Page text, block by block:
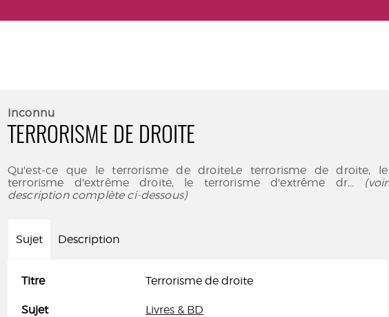
Inconnu
TERRORISME DE DROITE
Qu'est-ce que le terrorisme de droiteLe terrorisme de droite, le
terrorisme d'extrême droite, le terrorisme d'extrême dr... (voir
description complète ci-dessous)
Sujet Description
Titre Terrorisme de droite
Sujet Livres & BD